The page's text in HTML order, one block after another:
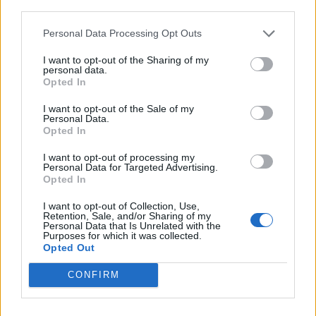
Personal Data Processing Opt Outs
I want to opt-out of the Sharing of my
personal data.
Opted In
I want to opt-out of the Sale of my
Personal Data.
Opted In
I want to opt-out of processing my
Personal Data for Targeted Advertising.
Opted In
I want to opt-out of Collection, Use,
Retention, Sale, and/or Sharing of my
Personal Data that Is Unrelated with the
Purposes for which it was collected.
Opted Out
CONFIRM
Comenta o pregunta lo que desees sobre 3 Feet
Smaller o '3rd Strike'
Comentar